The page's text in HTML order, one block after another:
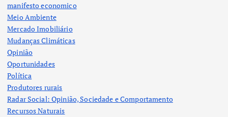
manifesto economico
Meio Ambiente
Mercado Imobiliário
Mudanças Climáticas
Opinião
Oportunidades
Política
Produtores rurais
Radar Social: Opinião, Sociedade e Comportamento
Recursos Naturais